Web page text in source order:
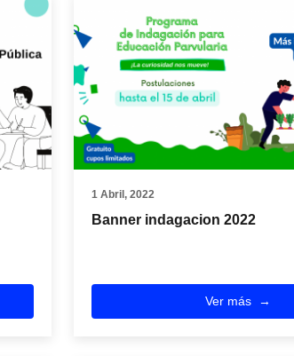
1 Abril, 2022
Banner indagacion 2022
Ver más